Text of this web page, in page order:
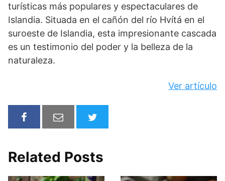
turísticas más populares y espectaculares de
Islandia. Situada en el cañón del río Hvítá en el
suroeste de Islandia, esta impresionante cascada
es un testimonio del poder y la belleza de la
naturaleza.
Ver artículo
Related Posts